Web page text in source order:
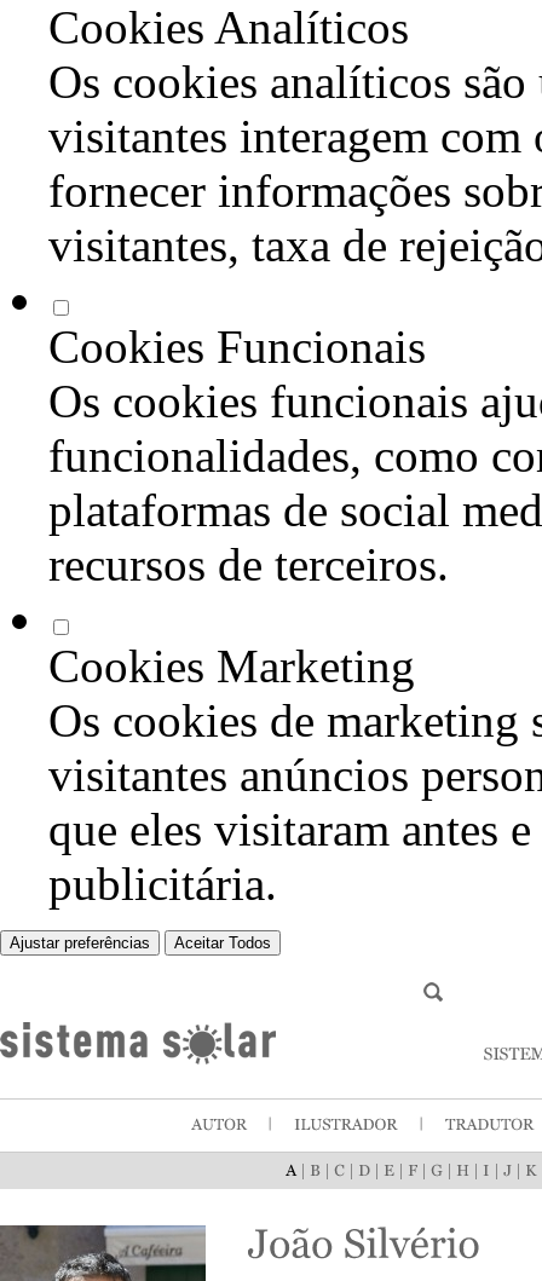
Cookies Analíticos
Os cookies analíticos são
visitantes interagem com
fornecer informações
visitantes, taxa de
Cookies Funcionais
Os cookies funcionais
funcionalidades, como
plataformas de social
recursos de terceiros.
Cookies Marketing
Os cookies de marketing
visitantes anúncios
que eles visitaram antes
publicitária.
Ajustar preferências Aceitar Todos